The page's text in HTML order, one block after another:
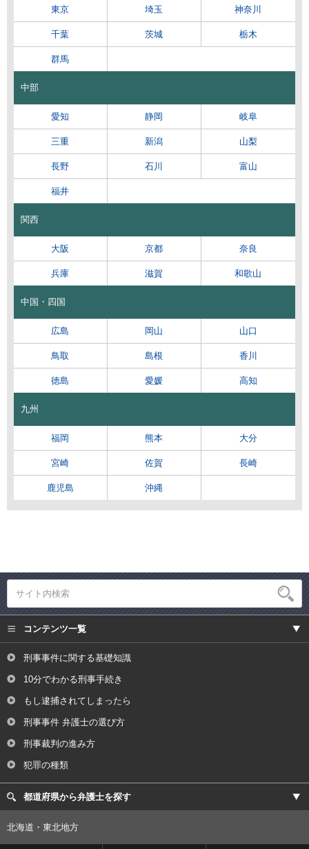
東京 埼玉 神奈川
千葉 茨城 栃木
群馬
中部
愛知 静岡 岐阜
三重 新潟 山梨
長野 石川 富山
福井
関西
大阪 京都 奈良
兵庫 滋賀 和歌山
中国・四国
広島 岡山 山口
鳥取 島根 香川
徳島 愛媛 高知
九州
福岡 熊本 大分
宮崎 佐賀 長崎
鹿児島 沖縄
コンテンツ一覧
刑事事件に関する基礎知識
10分でわかる刑事手続き
もし逮捕されてしまったら
刑事事件 弁護士の選び方
刑事裁判の進み方
犯罪の種類
都道府県から弁護士を探す
北海道・東北地方